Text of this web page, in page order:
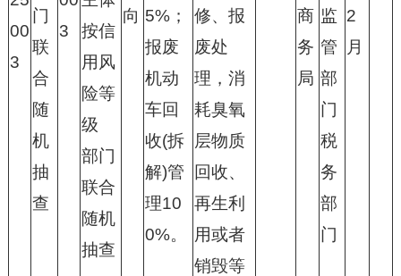
00
3
门
联
合
随
机
抽
查
3
按信
用风
险等
级
部门
联合
随机
抽查
向 5%；
报废
机动
车回
收(拆
解)管
理10
0%。
修、报
废处
理，消
耗臭氧
层物质
回收、
再生利
用或者
销毁等
商
务
局
监
管
部
门
税
务
部
门
2
月